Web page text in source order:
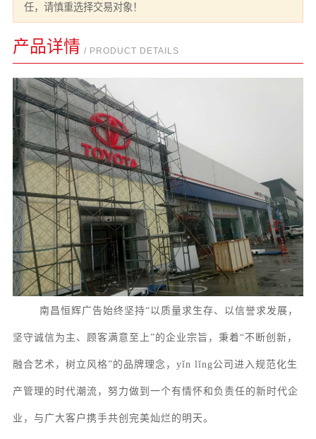
任，请慎重选择交易对象！
产品详情 / PRODUCT DETAILS
南昌恒辉广告始终坚持“以质量求生存、以信誉求发展，
坚守诚信为主、顾客满意至上”的企业宗旨，秉着“不断创新，
融合艺术，树立风格”的品牌理念，yǐn lǐng公司进入规范化生
产管理的时代潮流，努力做到一个有情怀和负责任的新时代企
业，与广大客户携手共创完美灿烂的明天。